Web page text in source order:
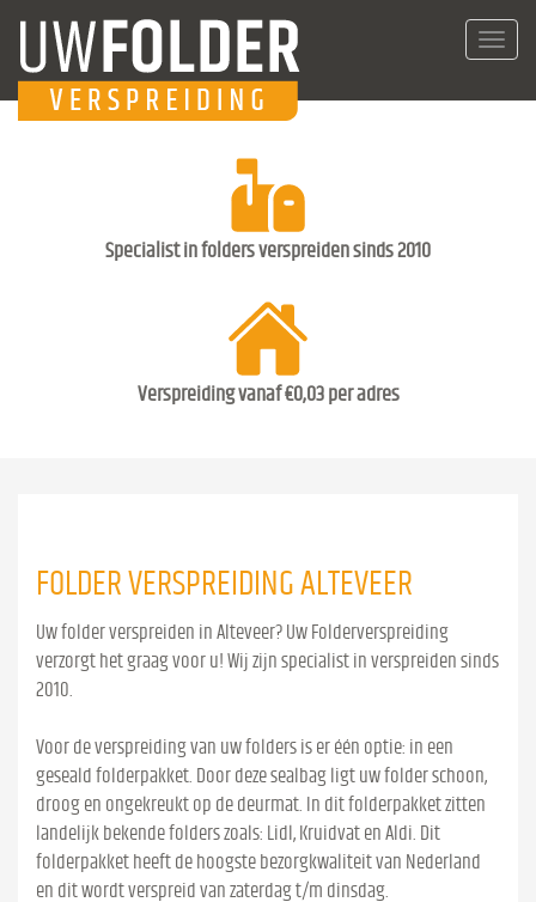
Specialist in folders verspreiden sinds 2010
Verspreiding vanaf €0,03 per adres
FOLDER VERSPREIDING ALTEVEER
Uw folder verspreiden in Alteveer? Uw Folderverspreiding
verzorgt het graag voor u! Wij zijn specialist in verspreiden sinds
2010.
Voor de verspreiding van uw folders is er één optie: in een
geseald folderpakket. Door deze sealbag ligt uw folder schoon,
droog en ongekreukt op de deurmat. In dit folderpakket zitten
landelijk bekende folders zoals: Lidl, Kruidvat en Aldi. Dit
folderpakket heeft de hoogste bezorgkwaliteit van Nederland
en dit wordt verspreid van zaterdag t/m dinsdag.